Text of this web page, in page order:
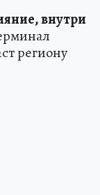
внутри
региону